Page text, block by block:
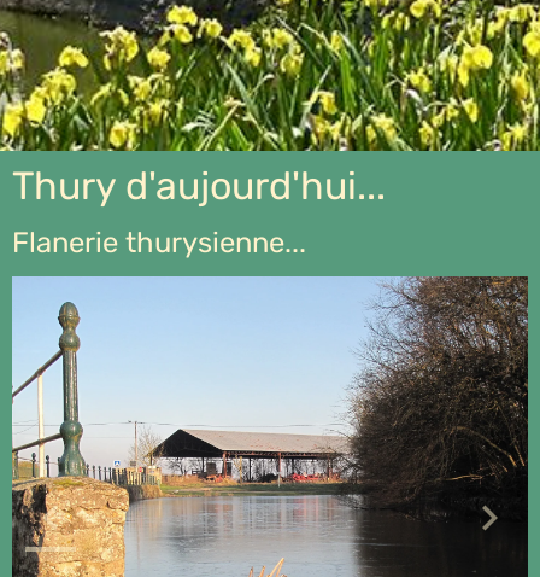
Thury d'aujourd'hui...
Flanerie thurysienne...